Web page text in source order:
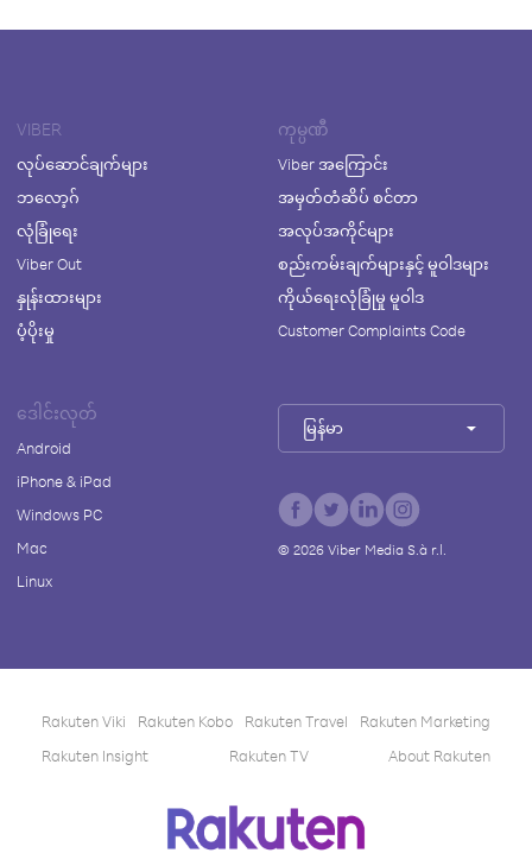
VIBER
လုပ်ဆောင်ချက်များ
ဘလော့ဂ်
လုံခြုံရေး
Viber Out
နှုန်းထားများ
ပံ့ပိုးမှု
ကုမ္ပဏီ
Viber အကြောင်း
အမှတ်တံဆိပ် စင်တာ
အလုပ်အကိုင်များ
စည်းကမ်းချက်များနှင့် မူဝါဒများ
ကိုယ်ရေးလုံခြုံမှု မူဝါဒ
Customer Complaints Code
ဒေါင်းလုတ်
Android
iPhone & iPad
Windows PC
Mac
Linux
မြန်မာ
© 2026Viber Media S.à r.l.
Rakuten Viki Rakuten Kobo Rakuten Travel
Rakuten Marketing
Rakuten Insight
Rakuten TV About Rakuten